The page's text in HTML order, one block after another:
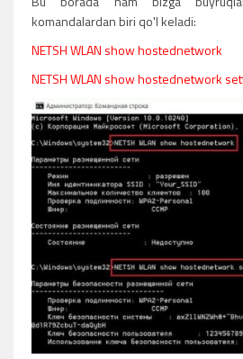
komandalardan biri qo'l keladi:
NETSH WLAN show hostednetwork
NETSH WLAN show hostednetwork